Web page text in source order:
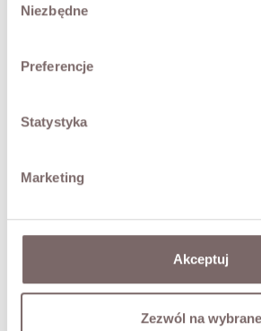
zgody
Niezbędne
Preferencje
Statystyka
Marketing
Akceptuj
Zezwól na wybrane
poszerzane rękawy oraz wykończenie
Zabudowany dekolt i staranne
propozycja dla kobiet ceniących
Modelka ma 173 cm wzrostu i
SKŁAD / DODATKOWE
TABELA ROZMIARÓW